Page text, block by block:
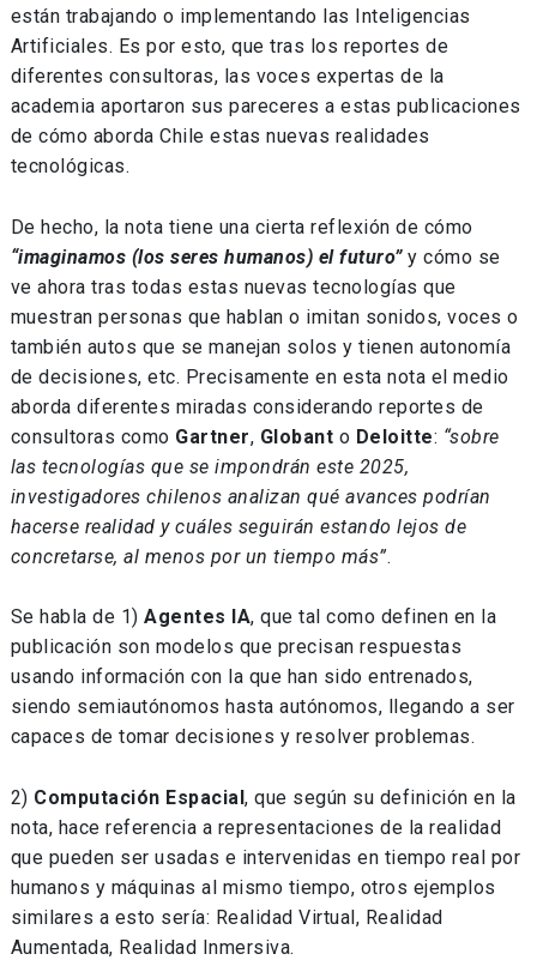
están trabajando o implementando las Inteligencias
Artificiales. Es por esto, que tras los reportes de
diferentes consultoras, las voces expertas de la
academia aportaron sus pareceres a estas publicaciones
de cómo aborda Chile estas nuevas realidades
tecnológicas.
De hecho, la nota tiene una cierta reflexión de cómo
“imaginamos (los seres humanos) el futuro”y cómo se
ve ahora tras todas estas nuevas tecnologías que
muestran personas que hablan o imitan sonidos, voces o
también autos que se manejan solos y tienen autonomía
de decisiones, etc. Precisamente en esta nota el medio
aborda diferentes miradas considerando reportes de
consultoras como Gartner, Globant o Deloitte: “sobre
las tecnologías que se impondrán este 2025,
investigadores chilenos analizan qué avances podrían
hacerse realidad y cuáles seguirán estando lejos de
concretarse, al menos por un tiempo más”.
Se habla de 1)Agentes IA, que tal como definen en la
publicación son modelos que precisan respuestas
usando información con la que han sido entrenados,
siendo semiautónomos hasta autónomos, llegando a ser
capaces de tomar decisiones y resolver problemas.
2) Computación Espacial, que según su definición en la
nota, hace referencia a representaciones de la realidad
que pueden ser usadas e intervenidas en tiempo real por
humanos y máquinas al mismo tiempo, otros ejemplos
similares a esto sería: Realidad Virtual, Realidad
Aumentada, Realidad Inmersiva.